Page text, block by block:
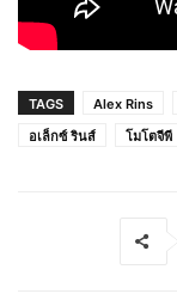
TAGS Alex Rins
อเล็กซ์ รินส์
โมโตจีพี